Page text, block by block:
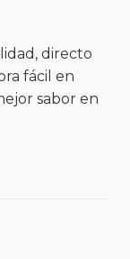
directo
fácil en
sabor en